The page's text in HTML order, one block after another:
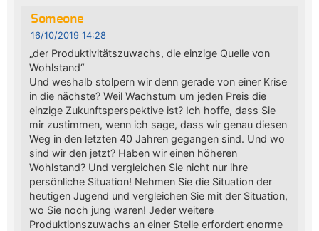
Someone
16/10/2019 14:28
„der Produktivitätszuwachs, die einzige Quelle von
Wohlstand“
Und weshalb stolpern wir denn gerade von einer Krise
in die nächste? Weil Wachstum um jeden Preis die
einzige Zukunftsperspektive ist? Ich hoffe, dass Sie
mir zustimmen, wenn ich sage, dass wir genau diesen
Weg in den letzten 40 Jahren gegangen sind. Und wo
sind wir den jetzt? Haben wir einen höheren
Wohlstand? Und vergleichen Sie nicht nur ihre
persönliche Situation! Nehmen Sie die Situation der
heutigen Jugend und vergleichen Sie mit der Situation,
wo Sie noch jung waren! Jeder weitere
Produktionszuwachs an einer Stelle erfordert enorme